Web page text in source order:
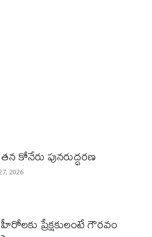
కోనేరు పున‌రుద్ధ‌ర‌ణ
2026
ప్రేక్ష‌కులంటే గౌర‌వం